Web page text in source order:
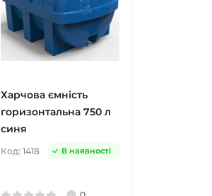
Харчова ємність
горизонтальна 750 л
синя
Код:1418 В наявності